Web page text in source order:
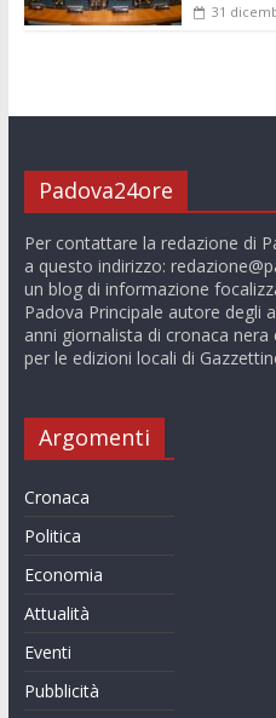
31
Padova24ore
Per contattare la redazione di
a questo indirizzo:
un blog di informazione
Padova Principale autore degli
anni giornalista di cronaca
per le edizioni locali di
Argomenti
Cronaca
Politica
Economia
Attualità
Eventi
Pubblicità